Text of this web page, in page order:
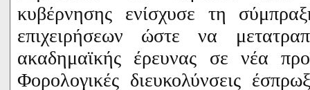
κυβέρνησης ενίσχυσε τη
επιχειρήσεων ώστε να
ακαδημαϊκής έρευνας σε νέα
Φορολογικές διευκολύνσεις